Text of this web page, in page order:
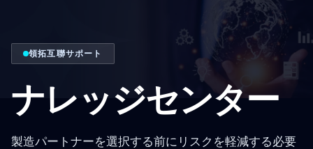
領拓互聯サポート
ナレッジセンター
製造パートナーを選択する前にリスクを軽減する必要